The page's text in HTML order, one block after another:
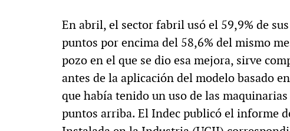
En abril, el sector fabril usó el 59,9% de
puntos por encima del 58,6% del mismo
pozo en el que se dio esa mejora, sirve
antes de la aplicación del modelo basado
que había tenido un uso de las
puntos arriba. El Indec publicó el informe